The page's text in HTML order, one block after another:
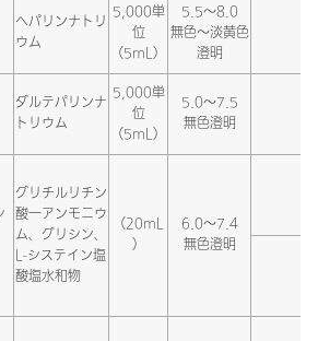
ヘパリンナトリ
ウム
5,000単
位
（5mL）
5.5～8.0
無色～淡黄色
澄明
ダルテパリンナ
トリウム
5,000単
位
（5mL）
5.0～7.5
無色澄明
グリチルリチン
酸一アンモニウ
ム、グリシン、
L-システイン塩
酸塩水和物
（20mL
）
6.0～7.4
無色澄明